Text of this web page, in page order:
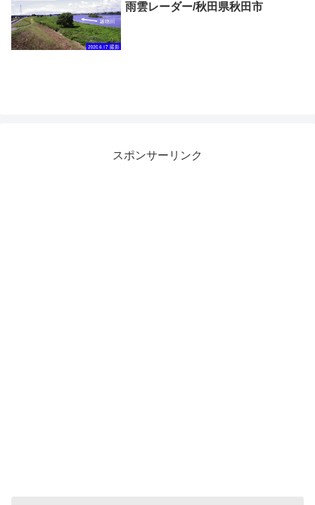
雨雲レーダー/秋田県秋田市
スポンサーリンク